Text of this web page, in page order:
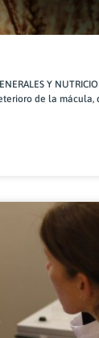
Y
de la